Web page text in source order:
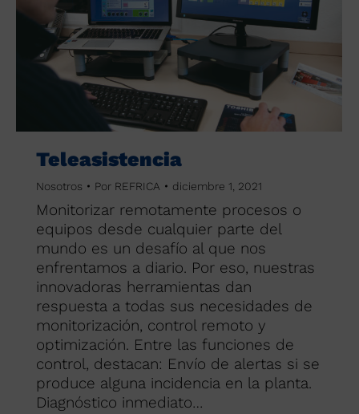
Teleasistencia
Nosotros Por REFRICA diciembre 1, 2021
Monitorizar remotamente procesos o
equipos desde cualquier parte del
mundo es un desafío al que nos
enfrentamos a diario. Por eso, nuestras
innovadoras herramientas dan
respuesta a todas sus necesidades de
monitorización, control remoto y
optimización. Entre las funciones de
control, destacan: Envío de alertas si se
produce alguna incidencia en la planta.
Diagnóstico inmediato…